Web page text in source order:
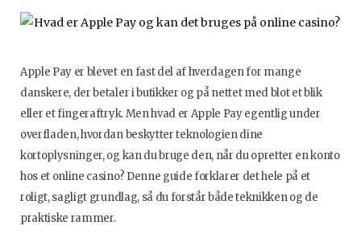
Apple Pay er blevet en fast del af hverdagen for mange
danskere, der betaler i butikker og på nettet med blot et blik
eller et fingeraftryk. Men hvad er Apple Pay egentlig under
overfladen, hvordan beskytter teknologien dine
kortoplysninger, og kan du bruge den, når du opretter en konto
hos et online casino? Denne guide forklarer det hele på et
roligt, sagligt grundlag, så du forstår både teknikken og de
praktiske rammer.